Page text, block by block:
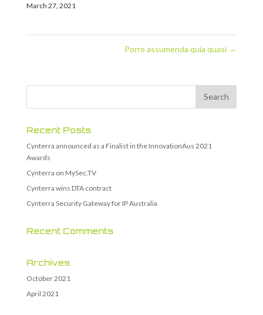
March 27, 2021
Porro assumenda quia quasi →
Recent Posts
Cynterra announced as a Finalist in the InnovationAus 2021
Awards
Cynterra on MySec.TV
Cynterra wins DTA contract
Cynterra Security Gateway for IP Australia
Recent Comments
Archives
October 2021
April 2021